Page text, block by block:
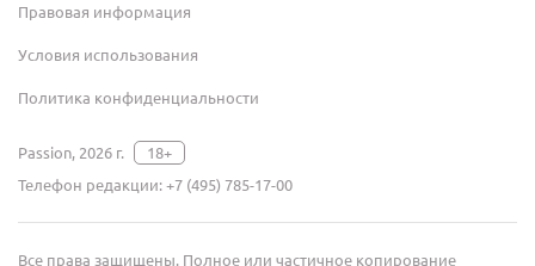
Правовая информация
Условия использования
Политика конфиденциальности
Passion, 2026 г.
18+
Телефон редакции:+7 (495) 785-17-00
Все права защищены. Полное или частичное копирование